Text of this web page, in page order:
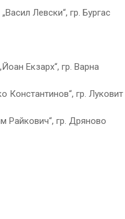
Левски“, гр. Бургас
Екзарх“, гр. Варна
Константинов“, гр. Луковит
Райкович“, гр. Дряново